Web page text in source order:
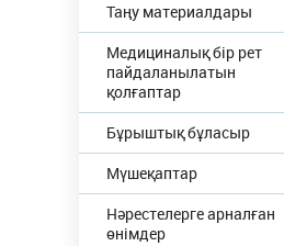
Таңу материалдары
Медициналық бір рет
пайдаланылатын
қолғаптар
Бұрыштық бұласыр
Мүшеқаптар
Нәрестелерге арналған
өнімдер